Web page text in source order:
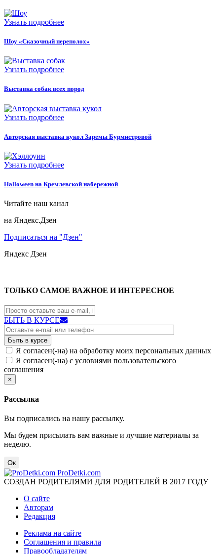
Узнать подробнее
Шоу «Сказочный переполох»
Узнать подробнее
Выставка собак всех пород
Узнать подробнее
Авторская выставка кукол Заремы Бурмистровой
Узнать подробнее
Halloween на Кремлевской набережной
Читайте наш канал
на Яндекс.Дзен
Подписаться на "Дзен"
Яндекс Дзен
ТОЛЬКО САМОЕ ВАЖНОЕ И ИНТЕРЕСНОЕ
БЫТЬ В КУРСЕ
Я согласен(-на) на обработку моих персональных данных
Я согласен(-на) с условиями пользовательского
соглашения
×
Рассылка
Вы подписались на нашу рассылку.
Мы будем присылать вам важные и лучшие материалы за
неделю.
Ок
ProDetki.com
СОЗДАН РОДИТЕЛЯМИ ДЛЯ РОДИТЕЛЕЙ В 2017 ГОДУ
О сайте
Авторам
Редакция
Реклама на сайте
Соглашения и правила
Правообладателям